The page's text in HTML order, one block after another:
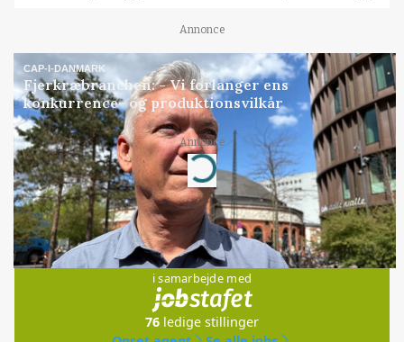
Annonce
CAP-I-DANMARK
Fjerkræbranchen: - Vi forlanger ens
konkurrence- og produktionsvilkår
Annonce
Loading...
Jobs
i samarbejde med
76 ledige stillinger